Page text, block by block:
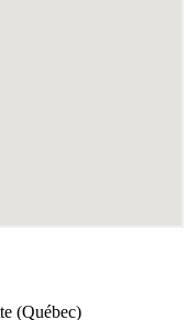
(Québec)